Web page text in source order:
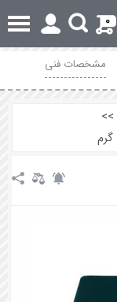
0
مشخصات فنی
>>